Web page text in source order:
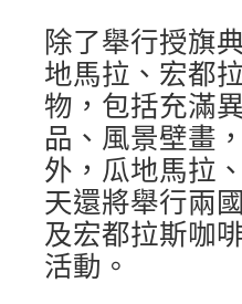
除了舉行授旗
地馬拉、宏都
物，包括充滿
品、風景壁畫
外，瓜地馬拉
天還將舉行兩
及宏都拉斯咖
活動。